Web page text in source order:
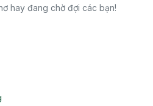
hay đang chờ đợi các bạn!